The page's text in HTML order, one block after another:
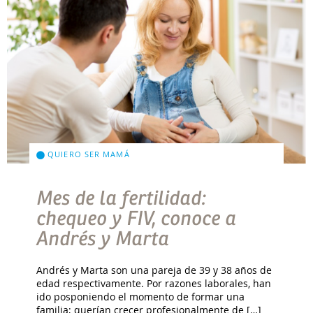
QUIERO SER MAMÁ
Mes de la fertilidad:
chequeo y FIV, conoce a
Andrés y Marta
Andrés y Marta son una pareja de 39 y 38 años de
edad respectivamente. Por razones laborales, han
ido posponiendo el momento de formar una
familia; querían crecer profesionalmente de […]